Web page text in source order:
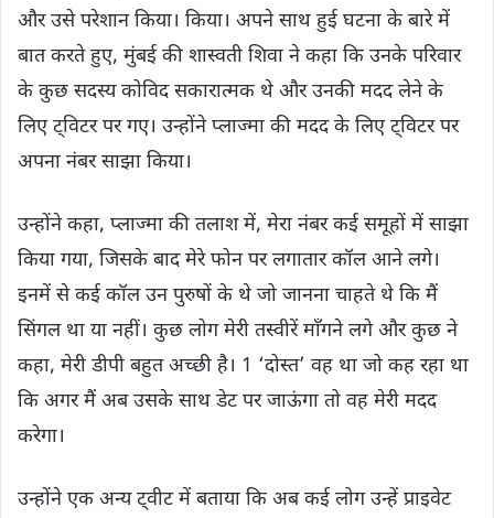
और उसे परेशान किया। किया। अपने साथ हुई घटना के बारे में
बात करते हुए, मुंबई की शास्वती शिवा ने कहा कि उनके परिवार
के कुछ सदस्य कोविद सकारात्मक थे और उनकी मदद लेने के
लिए ट्विटर पर गए। उन्होंने प्लाज्मा की मदद के लिए ट्विटर पर
अपना नंबर साझा किया।
उन्होंने कहा, प्लाज्मा की तलाश में, मेरा नंबर कई समूहों में साझा
किया गया, जिसके बाद मेरे फोन पर लगातार कॉल आने लगे।
इनमें से कई कॉल उन पुरुषों के थे जो जानना चाहते थे कि मैं
सिंगल था या नहीं। कुछ लोग मेरी तस्वीरें माँगने लगे और कुछ ने
कहा, मेरी डीपी बहुत अच्छी है। 1 ‘दोस्त’ वह था जो कह रहा था
कि अगर मैं अब उसके साथ डेट पर जाऊंगा तो वह मेरी मदद
करेगा।
उन्होंने एक अन्य ट्वीट में बताया कि अब कई लोग उन्हें प्राइवेट